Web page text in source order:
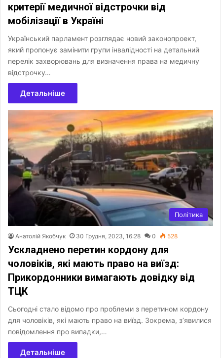
критерії медичної відстрочки від
мобілізації в Україні
Український парламент розглядає новий законопроект,
який пропонує замінити групи інвалідності на детальний
перелік захворювань для визначення права на медичну
відстрочку…
Детальніше
Політика
Анатолій Якобчук 30 Грудня, 2023, 16:28 0 528
Ускладнено перетин кордону для
чоловіків, які мають право на виїзд:
Прикордонники вимагають довідку від
ТЦК
Сьогодні стало відомо про проблеми з перетином кордону
для чоловіків, які мають право на виїзд. Зокрема, з’явилися
повідомлення про випадки,…
Детальніше